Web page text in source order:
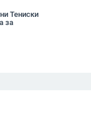
Тениски
за